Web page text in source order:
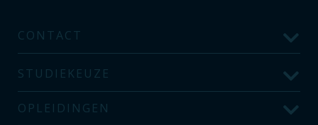
CONTACT
STUDIEKEUZE
OPLEIDINGEN